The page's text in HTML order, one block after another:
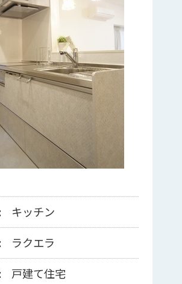
キッチン
ラクエラ
戸建て住宅